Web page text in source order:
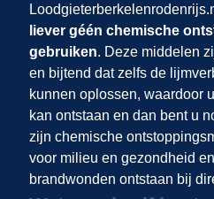
liever géén chemische
gebruiken. Deze middelen
en bijtend dat zelfs de
kunnen oplossen, waardoor
kan ontstaan en dan bent u
zijn chemische
voor milieu en gezondheid
brandwonden ontstaan bij